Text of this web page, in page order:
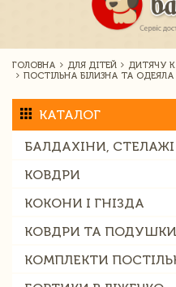
ГОЛОВНА ДЛЯ ДІТЕЙ ДИТЯЧУ
ПОСТІЛЬНА БІЛИЗНА ТА ОДЕЯЛА
КАТАЛОГ
БАЛДАХІНИ, СТЕЛАЖІ
КОВДРИ
КОКОНИ І ГНІЗДА
КОВДРИ ТА ПОДУШКИ
КОМПЛЕКТИ